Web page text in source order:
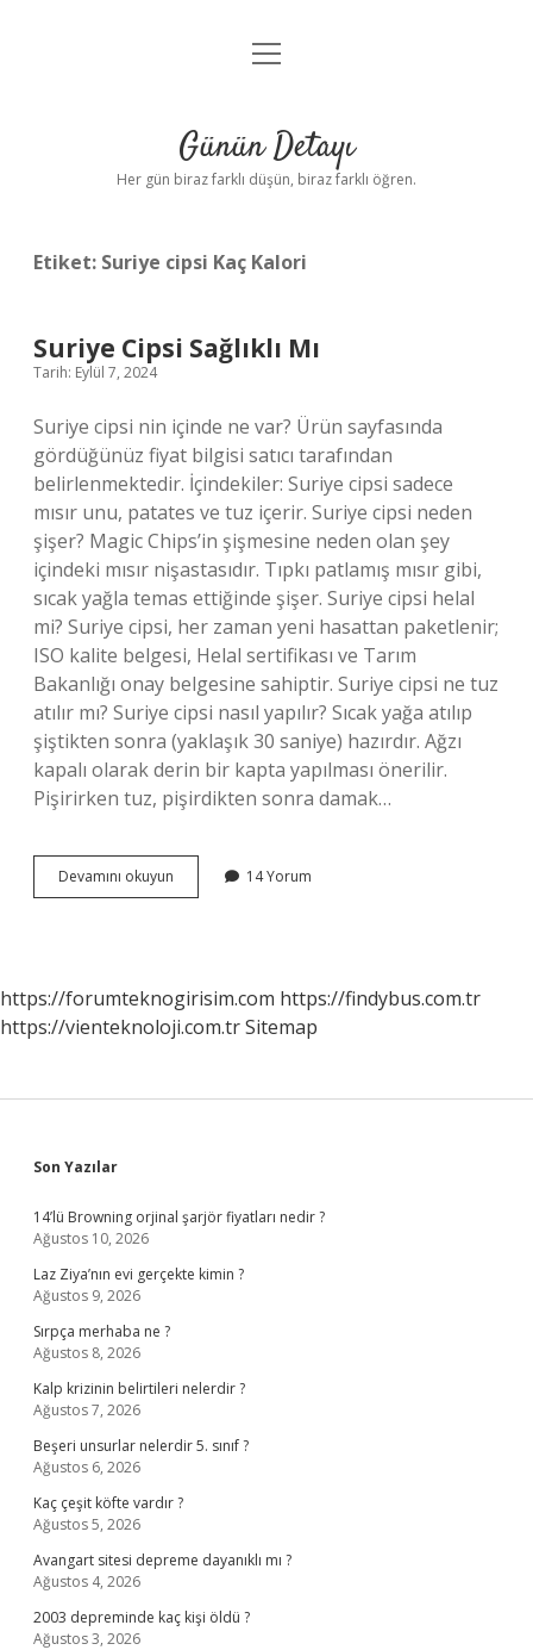
Anasayfa
Yasal Uyarı
menüyü
Günün Detayı
Her gün biraz farklı düşün, biraz farklı öğren.
Etiket: Suriye cipsi Kaç Kalori
Suriye Cipsi Sağlıklı Mı
Tarih: Eylül 7, 2024
Suriye cipsi nin içinde ne var? Ürün sayfasında
gördüğünüz fiyat bilgisi satıcı tarafından
belirlenmektedir. İçindekiler: Suriye cipsi sadece
mısır unu, patates ve tuz içerir. Suriye cipsi neden
şişer? Magic Chips’in şişmesine neden olan şey
içindeki mısır nişastasıdır. Tıpkı patlamış mısır gibi,
sıcak yağla temas ettiğinde şişer. Suriye cipsi helal
mi? Suriye cipsi, her zaman yeni hasattan paketlenir;
ISO kalite belgesi, Helal sertifikası ve Tarım
Bakanlığı onay belgesine sahiptir. Suriye cipsi ne tuz
atılır mı? Suriye cipsi nasıl yapılır? Sıcak yağa atılıp
şiştikten sonra (yaklaşık 30 saniye) hazırdır. Ağzı
kapalı olarak derin bir kapta yapılması önerilir.
Pişirirken tuz, pişirdikten sonra damak…
Devamını okuyun
Cipsi
14 Yorum
https://forumteknogirisim.com https://findybus.com.tr
https://vienteknoloji.com.trSitemap
Sidebar
Son Yazılar
14’lü Browning orjinal şarjör fiyatları nedir ?
Ağustos 10, 2026
Laz Ziya’nın evi gerçekte kimin ?
Ağustos 9, 2026
Sırpça merhaba ne ?
Ağustos 8, 2026
Kalp krizinin belirtileri nelerdir ?
Ağustos 7, 2026
Beşeri unsurlar nelerdir 5. sınıf ?
Ağustos 6, 2026
Kaç çeşit köfte vardır ?
Ağustos 5, 2026
Avangart sitesi depreme dayanıklı mı ?
Ağustos 4, 2026
2003 depreminde kaç kişi öldü ?
Ağustos 3, 2026